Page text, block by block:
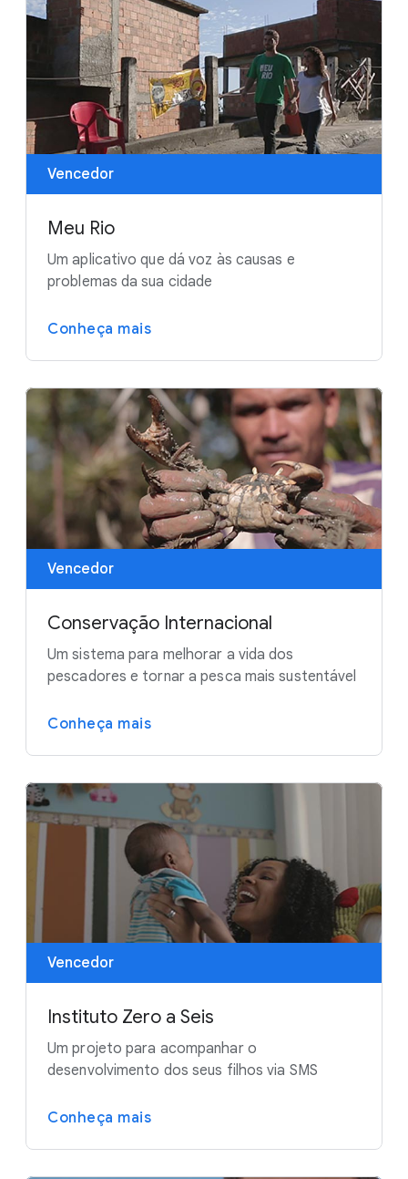
Vencedor
Meu Rio
Um aplicativo que dá voz às causas e
problemas da sua cidade
Conheça mais
Vencedor
Conservação Internacional
Um sistema para melhorar a vida dos
pescadores e tornar a pesca mais sustentável
Conheça mais
Vencedor
Instituto Zero a Seis
Um projeto para acompanhar o
desenvolvimento dos seus filhos via SMS
Conheça mais